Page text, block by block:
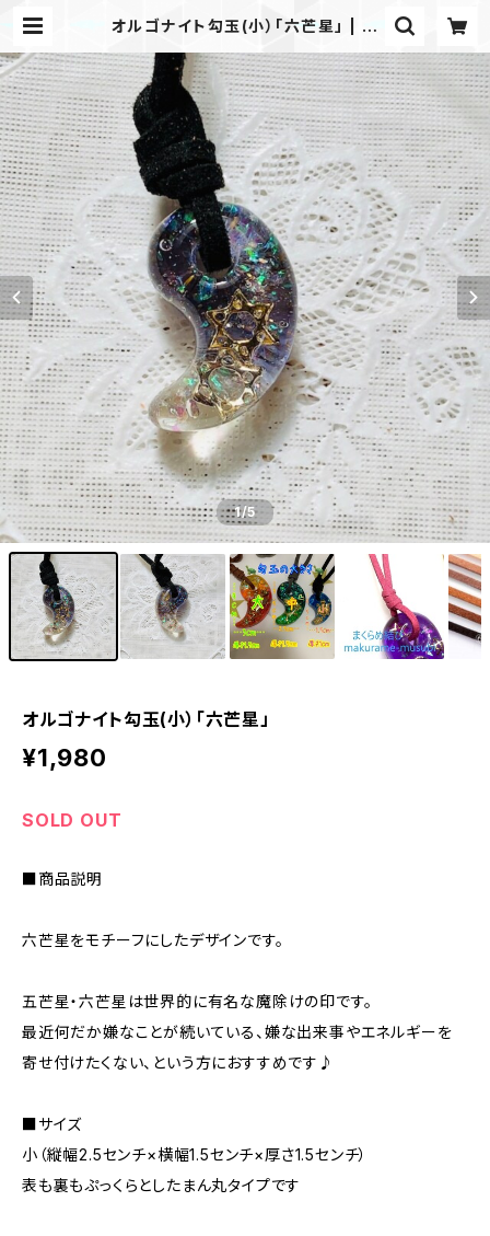
オルゴナイト勾玉(小）「六芒星」 | 亀
1/5
オルゴナイト勾玉(小）「六芒星」
¥1,980
SOLD OUT
■商品説明
六芒星をモチーフにしたデザインです。
五芒星・六芒星は世界的に有名な魔除けの印です。
最近何だか嫌なことが続いている、嫌な出来事やエネルギーを
寄せ付けたくない、という方におすすめです♪
■サイズ
小（縦幅2.5センチ×横幅1.5センチ×厚さ1.5センチ）
表も裏もぷっくらとしたまん丸タイプです